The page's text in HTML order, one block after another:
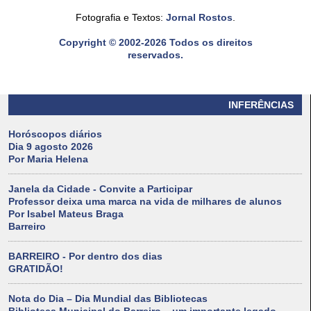
INFERÊNCIAS
Horóscopos diários
Dia 9 agosto 2026
Por Maria Helena
Janela da Cidade - Convite a Participar
Professor deixa uma marca na vida de milhares de alunos
Por Isabel Mateus Braga
Barreiro
BARREIRO - Por dentro dos dias
GRATIDÃO!
Nota do Dia – Dia Mundial das Bibliotecas
Fotografia e Textos: Jornal Rostos.
Copyright © 2002-2026 Todos os direitos
reservados.